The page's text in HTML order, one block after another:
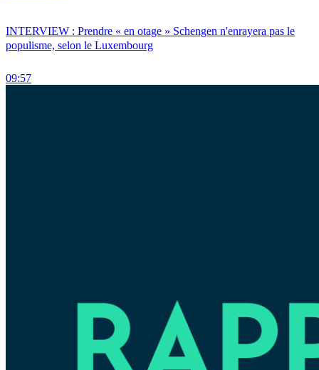
INTERVIEW : Prendre « en otage » Schengen n'enrayera pas le
populisme, selon le Luxembourg
09:57